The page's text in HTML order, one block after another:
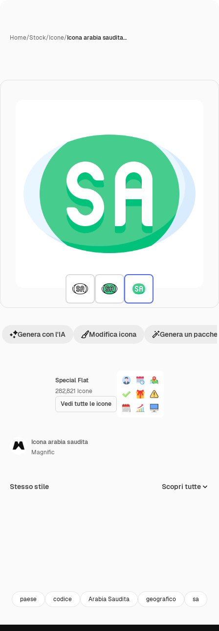
Home/Stock/Icone/Icona arabia saudita…
Special Flat
282,821 Icone
Vedi tutte le icone
Genera con l'IA Modifica icona Genera un
Icona arabia saudita
Magnific
Stesso stile Scopri tutte
paese codice Arabia Saudita geografico sa